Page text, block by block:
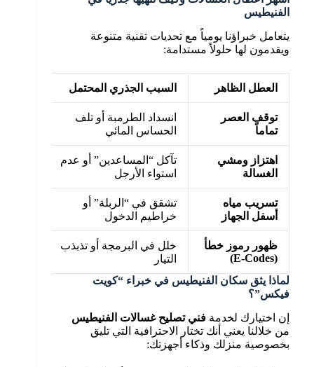
الفنيطيس
يتعامل خبراؤنا يومياً مع تحديات تقنية متنوعة
ويقدمون لها حلولاً مستدامة:
العطل الظاهر السبب الجذري المحتمل
توقف العصر
تماماً
انسداد الطرمبة أو تلف
الحساس المائي
اهتزاز ومشي
الغسالة
تآكل “المساعدين” أو عدم
استواء الأرجل
تسريب مياه
أسفل الجهاز
تشقق في “الربلة” أو
خراطيم الدخول
ظهور رموز خطأ
(E-Codes)
خلل في البرمجة أو تذبذب
التيار
لماذا يثق سكان الفنيطيس في خبراء “كويت
فيكس”؟
إن اختيارك لخدمة فني تصليح غسالات الفنيطيس
من خلالنا يعني أنك تختار الاحترافية التي تليق
بخصوصية منزلك وذكاء أجهزتك: